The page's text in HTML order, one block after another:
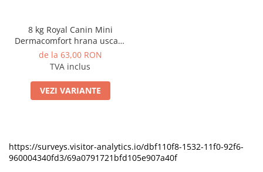
8 kg Royal Canin Mini
Dermacomfort hrana uscata
caine pentru prevenirea
iritatiilor pielii
de la 63,00 RON
TVA inclus
VEZI VARIANTE
https://surveys.visitor-analytics.io/dbf110f8-1532-11f0-92f6-
960004340fd3/69a0791721bfd105e907a40f